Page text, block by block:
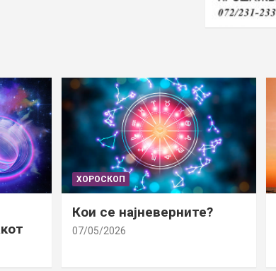
ХОРОСКОП
Кои се најневерните?
07/05/2026